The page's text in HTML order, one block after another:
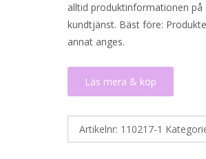
alltid produktinformationen
kundtjänst. Bäst före:
annat anges.
Läs mera & köp
Artikelnr: 110217-1